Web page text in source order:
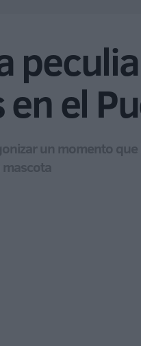
el
un momento
mascota